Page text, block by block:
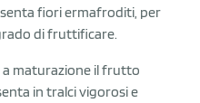
fiori ermafroditi, per
di fruttificare.
a maturazione il frutto
in tralci vigorosi e